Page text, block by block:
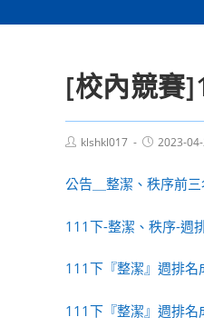
[校內競賽
Postklshkl017
Post2023-
公告＿整潔、秩序前
111下-整潔、秩序-週
111下『整潔』週排
111下『整潔』週排名